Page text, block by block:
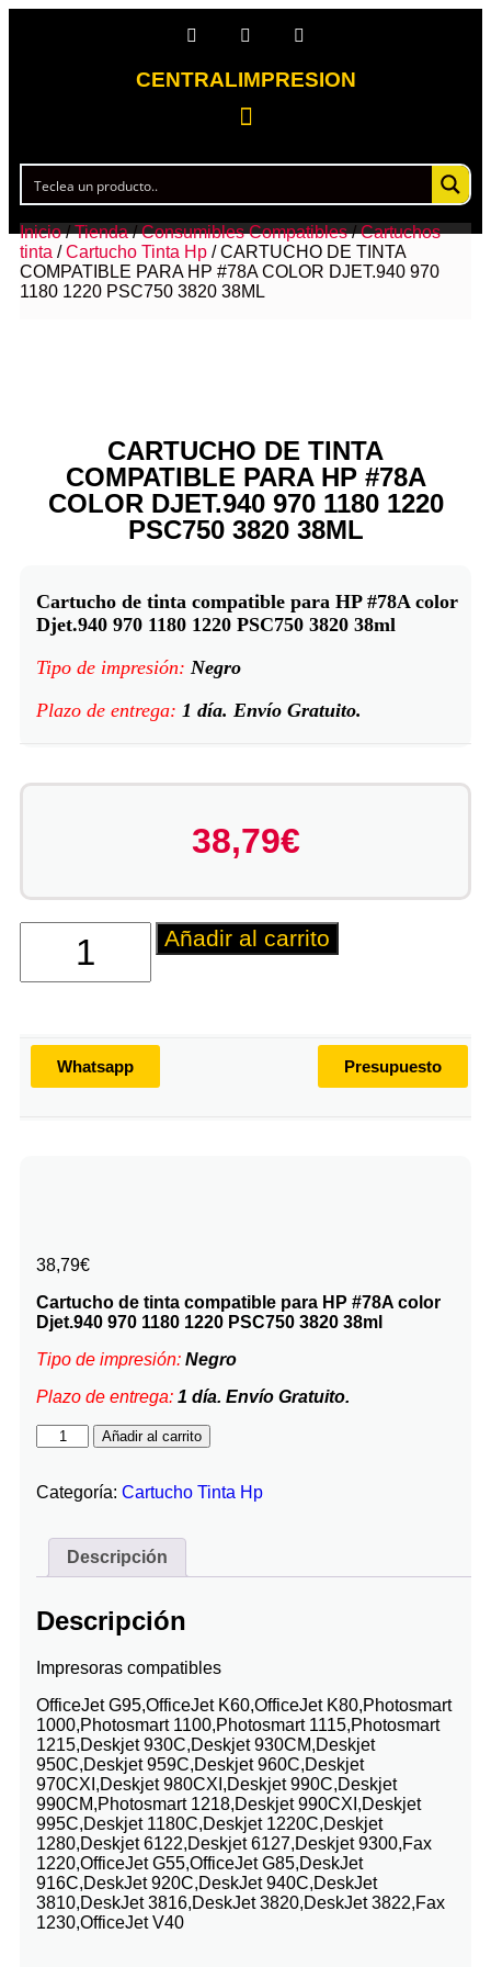
CENTRALIMPRESION
Inicio/Tienda/Consumibles Compatibles/Cartuchos
tinta /Cartucho Tinta Hp / CARTUCHO DE TINTA
COMPATIBLE PARA HP #78A COLOR DJET.940 970
1180 1220 PSC750 3820 38ML
CARTUCHO DE TINTA
COMPATIBLE PARA HP #78A
COLOR DJET.940 970 1180 1220
PSC750 3820 38ML
Cartucho de tinta compatible para HP #78A color
Djet.940 970 1180 1220 PSC750 3820 38ml
Tipo de impresión: Negro
Plazo de entrega: 1 día. Envío Gratuito.
38,79€
Añadir al carrito
Whatsapp Presupuesto
38,79€
Cartucho de tinta compatible para HP #78A color
Djet.940 970 1180 1220 PSC750 3820 38ml
Tipo de impresión: Negro
Plazo de entrega: 1 día. Envío Gratuito.
Añadir al carrito
Categoría: Cartucho Tinta Hp
Descripción
Descripción
Impresoras compatibles
OfficeJet G95,OfficeJet K60,OfficeJet K80,Photosmart
1000,Photosmart 1100,Photosmart 1115,Photosmart
1215,Deskjet 930C,Deskjet 930CM,Deskjet
950C,Deskjet 959C,Deskjet 960C,Deskjet
970CXI,Deskjet 980CXI,Deskjet 990C,Deskjet
990CM,Photosmart 1218,Deskjet 990CXI,Deskjet
995C,Deskjet 1180C,Deskjet 1220C,Deskjet
1280,Deskjet 6122,Deskjet 6127,Deskjet 9300,Fax
1220,OfficeJet G55,OfficeJet G85,DeskJet
916C,DeskJet 920C,DeskJet 940C,DeskJet
3810,DeskJet 3816,DeskJet 3820,DeskJet 3822,Fax
1230,OfficeJet V40